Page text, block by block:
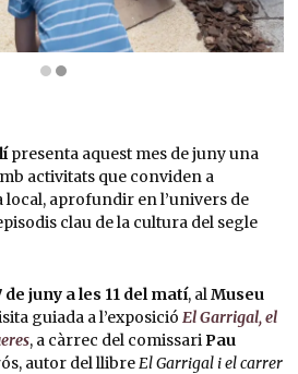
presenta aquest mes de juny una
activitats que conviden a
aprofundir en l’univers de
clau de la cultura del segle
de juny a les 11 del matí, alMuseu
guiada a l’exposició El Garrigal, el
, a càrrec del comissariPau
autor del llibreEl Garrigal i el carrer